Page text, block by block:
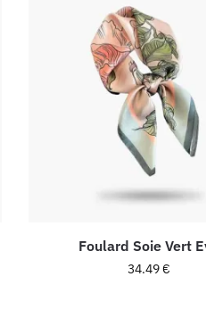
Foulard Soie Vert
34.49€